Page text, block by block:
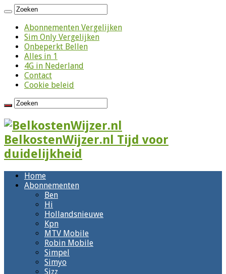
Abonnementen Vergelijken
Sim Only Vergelijken
Onbeperkt Bellen
Alles in 1
4G in Nederland
Contact
Cookie beleid
BelkostenWijzer.nl Tijd voor
duidelijkheid
Home
Abonnementen
Ben
Hi
Hollandsnieuwe
Kpn
MTV Mobile
Robin Mobile
Simpel
Simyo
Sizz